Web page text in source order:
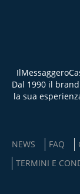
Dal 1990 il
la sua
NEWS FAQ
TERMINI E